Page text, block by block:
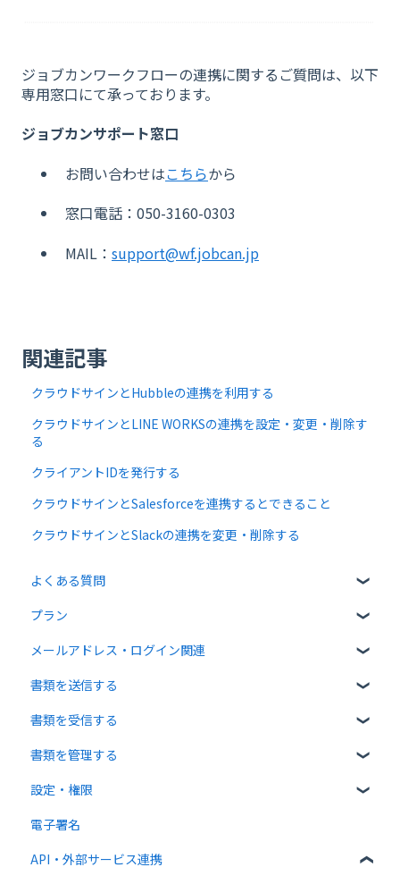
ジョブカンワークフローの連携に関するご質問は、以下
専用窓口にて承っております。
ジョブカンサポート窓口
お問い合わせはこちらから
窓口電話：050-3160-0303
MAIL： support@wf.jobcan.jp
関連記事
クラウドサインとHubbleの連携を利用する
クラウドサインとLINE WORKSの連携を設定・変更・削除す
る
クライアントIDを発行する
クラウドサインとSalesforceを連携するとできること
クラウドサインとSlackの連携を変更・削除する
よくある質問
クラウドサインについて
書類について
操作方法について
通知メールについて
プラン
無料プラン
有料プラン
無料オプション
有料オプション
連携プラン
メールアドレス・ログイン関連
ログイン関連
書類を送信する
書類のアップロード・編集
宛先設定
一括送信
送信時の設定
送信後の操作
書類を受信する
受信者ガイド
書類の受信
書類を管理する
書類の確認
書類情報の入力
書類インポート
設定・権限
個人設定
管理者向け設定
電子署名
API・外部サービス連携